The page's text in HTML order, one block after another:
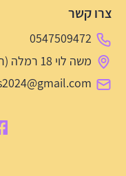
צרו קשר
0547509472
משה לוי 18 רמלה (רשום מסיבאבלס על השלט בחנות)